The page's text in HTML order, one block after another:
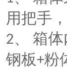
用把手
2、 箱
钢板+粉